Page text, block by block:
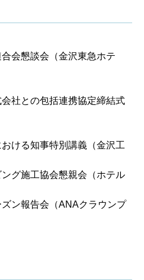
会懇談会（金沢東急ホテ
社との包括連携協定締結式
ける知事特別講義（金沢工
グ施工協会懇親会（ホテル
ン報告会（ANAクラウンプ